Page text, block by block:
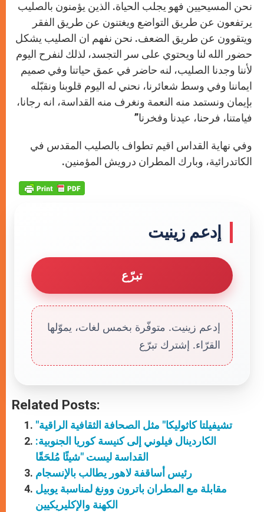
نحن المسيحيين فهو يجلب الحياة. الذين يؤمنون بالصليب
يرتفعون عن طريق التواضع ويغتنون عن طريق الفقر
ويتقوون عن طريق الضعف. نحن نفهم ان الصليب يشكل
حضور الله لنا ويحتوي على سر التجسد، لذلك لنفرح اليوم
لأننا وجدنا الصليب، لنه حاضر في عمق حياتنا وفي صميم
ايماننا وفي وسط شعائرنا، نحني له اليوم قلوبنا ونقبّله
بإيمان ونستمد منه النعمة ونغرف منه القداسة، انه رجانا،
فيامتنا، فرحنا، عيدنا وفخرنا”
وفي نهاية القداس اقيم تطواف بالصليب المقدس في
الكاتدرائية، وبارك المطران درويش المؤمنين.
إدعم زينيت
تبرّع
إدعم زينيت. متوفّرة بخمس لغات، يموّلها
القرّاء. إشترك تبرّع
Related Posts:
"تشيفيلتا كاثوليكا" مثل الصحافة الثقافية الراقية
الكاردينال فيلوني إلى كنيسة كوريا الجنوبية:
القداسة ليست "شيئًا مُلحَقًا
رئيس أساقفة لاهور يطالب بالإنسجام
مقابلة مع المطران باترون وونغ لمناسبة يوبيل
الكهنة والإكليريكيين